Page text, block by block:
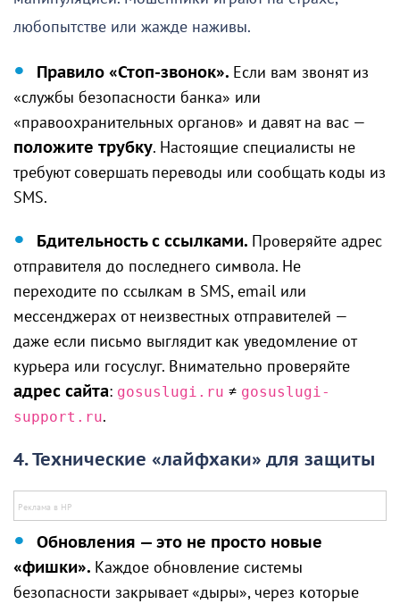
любопытстве или жажде наживы.
Правило «Стоп-звонок». Если вам звонят из
«службы безопасности банка» или
«правоохранительных органов» и давят на вас —
положите трубку. Настоящие специалисты не
требуют совершать переводы или сообщать коды из
SMS.
Бдительность с ссылками. Проверяйте адрес
отправителя до последнего символа. Не
переходите по ссылкам в SMS, email или
мессенджерах от неизвестных отправителей —
даже если письмо выглядит как уведомление от
курьера или госуслуг. Внимательно проверяйте
адрес сайта: gosuslugi.ru ≠ gosuslugi-
support.ru.
4. Технические «лайфхаки» для защиты
Обновления — это не просто новые
«фишки». Каждое обновление системы
безопасности закрывает «дыры», через которые